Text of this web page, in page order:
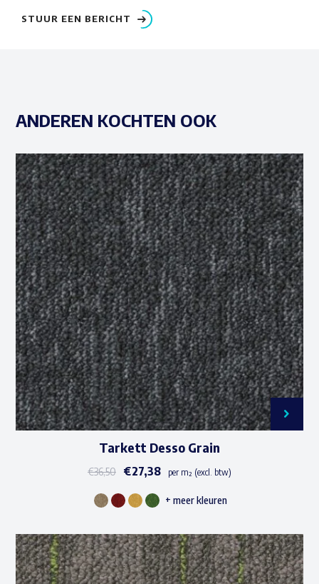
Waar ben je naar op zoek?
STUUR EEN BERICHT
ANDEREN KOCHTEN OOK
Tarkett Desso Grain
€36,50 €27,38 per m² (excl. btw)
Dit
heeft
meerdere
+ meer kleuren